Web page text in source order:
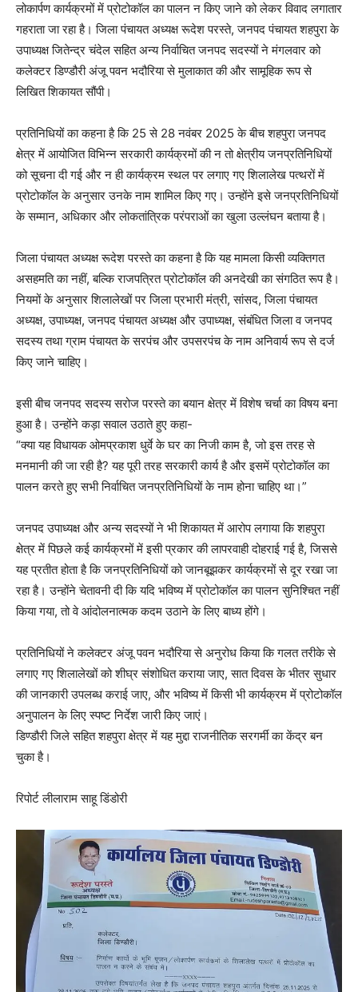
लोकार्पण कार्यक्रमों में प्रोटोकॉल का पालन न किए जाने को लेकर विवाद लगातार
गहराता जा रहा है। जिला पंचायत अध्यक्ष रूदेश परस्ते, जनपद पंचायत शहपुरा के
उपाध्यक्ष जितेन्द्र चंदेल सहित अन्य निर्वाचित जनपद सदस्यों ने मंगलवार को
कलेक्टर डिण्डौरी अंजू पवन भदौरिया से मुलाकात की और सामूहिक रूप से
लिखित शिकायत सौंपी।
प्रतिनिधियों का कहना है कि 25 से 28 नवंबर 2025 के बीच शहपुरा जनपद
क्षेत्र में आयोजित विभिन्न सरकारी कार्यक्रमों की न तो क्षेत्रीय जनप्रतिनिधियों
को सूचना दी गई और न ही कार्यक्रम स्थल पर लगाए गए शिलालेख पत्थरों में
प्रोटोकॉल के अनुसार उनके नाम शामिल किए गए। उन्होंने इसे जनप्रतिनिधियों
के सम्मान, अधिकार और लोकतांत्रिक परंपराओं का खुला उल्लंघन बताया है।
जिला पंचायत अध्यक्ष रूदेश परस्ते का कहना है कि यह मामला किसी व्यक्तिगत
असहमति का नहीं, बल्कि राजपत्रित प्रोटोकॉल की अनदेखी का संगठित रूप है।
नियमों के अनुसार शिलालेखों पर जिला प्रभारी मंत्री, सांसद, जिला पंचायत
अध्यक्ष, उपाध्यक्ष, जनपद पंचायत अध्यक्ष और उपाध्यक्ष, संबंधित जिला व जनपद
सदस्य तथा ग्राम पंचायत के सरपंच और उपसरपंच के नाम अनिवार्य रूप से दर्ज
किए जाने चाहिए।
इसी बीच जनपद सदस्य सरोज परस्ते का बयान क्षेत्र में विशेष चर्चा का विषय बना
हुआ है। उन्होंने कड़ा सवाल उठाते हुए कहा-
“क्या यह विधायक ओमप्रकाश धुर्वे के घर का निजी काम है, जो इस तरह से
मनमानी की जा रही है? यह पूरी तरह सरकारी कार्य है और इसमें प्रोटोकॉल का
पालन करते हुए सभी निर्वाचित जनप्रतिनिधियों के नाम होना चाहिए था।”
जनपद उपाध्यक्ष और अन्य सदस्यों ने भी शिकायत में आरोप लगाया कि शहपुरा
क्षेत्र में पिछले कई कार्यक्रमों में इसी प्रकार की लापरवाही दोहराई गई है, जिससे
यह प्रतीत होता है कि जनप्रतिनिधियों को जानबूझकर कार्यक्रमों से दूर रखा जा
रहा है। उन्होंने चेतावनी दी कि यदि भविष्य में प्रोटोकॉल का पालन सुनिश्चित नहीं
किया गया, तो वे आंदोलनात्मक कदम उठाने के लिए बाध्य होंगे।
प्रतिनिधियों ने कलेक्टर अंजू पवन भदौरिया से अनुरोध किया कि गलत तरीके से
लगाए गए शिलालेखों को शीघ्र संशोधित कराया जाए, सात दिवस के भीतर सुधार
की जानकारी उपलब्ध कराई जाए, और भविष्य में किसी भी कार्यक्रम में प्रोटोकॉल
अनुपालन के लिए स्पष्ट निर्देश जारी किए जाएं।
डिण्डौरी जिले सहित शहपुरा क्षेत्र में यह मुद्दा राजनीतिक सरगर्मी का केंद्र बन
चुका है।
रिपोर्ट लीलाराम साहू डिंडोरी